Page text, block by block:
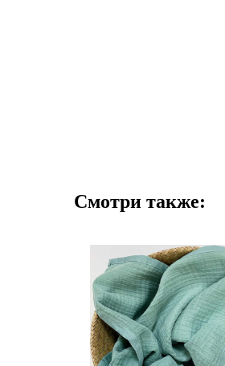
Смотри также: